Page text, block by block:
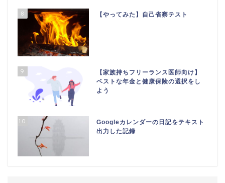
8 【やってみた】自己省察テスト
9
【家族持ちフリーランス医師向け】
ベストな年金と健康保険の選択をし
よう
10
Googleカレンダーの日記をテキスト
出力した記録